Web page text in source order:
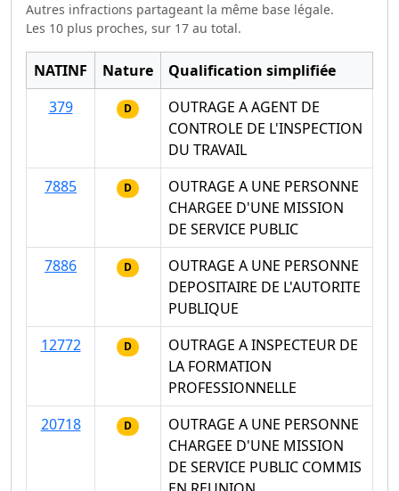
Autres infractions partageant la même base légale.
Les 10 plus proches, sur 17 au total.
NATINF Nature
Qualification simplifiée
379
D
OUTRAGE A AGENT DE
CONTROLE DE L'INSPECTION
DU TRAVAIL
7885
D
OUTRAGE A UNE PERSONNE
CHARGEE D'UNE MISSION
DE SERVICE PUBLIC
7886
D
OUTRAGE A UNE PERSONNE
DEPOSITAIRE DE L'AUTORITE
PUBLIQUE
12772
D
OUTRAGE A INSPECTEUR DE
LA FORMATION
PROFESSIONNELLE
20718
D
OUTRAGE A UNE PERSONNE
CHARGEE D'UNE MISSION
DE SERVICE PUBLIC COMMIS